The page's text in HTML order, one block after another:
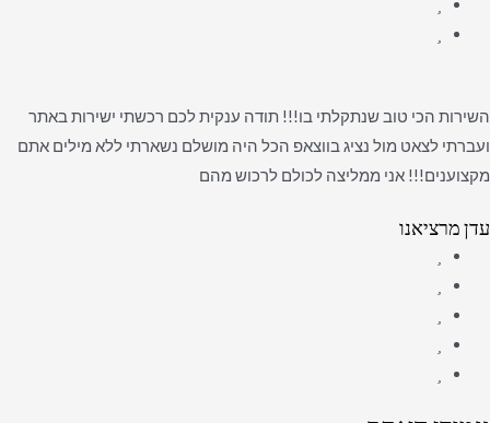
השירות הכי טוב שנתקלתי בו!!! תודה ענקית לכם רכשתי ישירות באתר
ועברתי לצאט מול נציג בווצאפ הכל היה מושלם נשארתי ללא מילים אתם
מקצוענים!!! אני ממליצה לכולם לרכוש מהם
עדן מרציאנו